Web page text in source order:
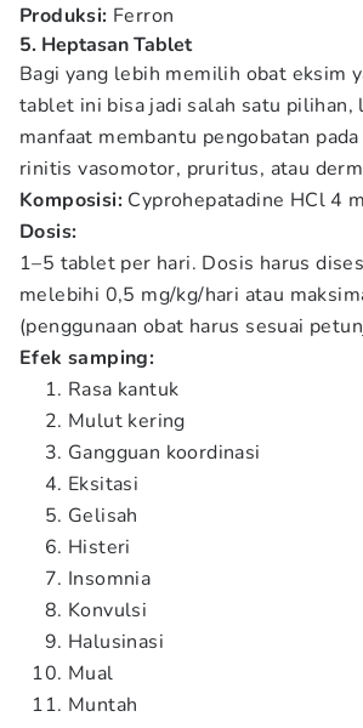
Produksi: Ferron
5. Heptasan Tablet
Bagi yang lebih memilih obat eksim
tablet ini bisa jadi salah satu pilihan,
manfaat membantu pengobatan
rinitis vasomotor, pruritus, atau
Komposisi: Cyprohepatadine HCl 4
Dosis:
1–5 tablet per hari. Dosis harus
melebihi 0,5 mg/kg/hari atau
(penggunaan obat harus sesuai
Efek samping:
Rasa kantuk
Mulut kering
Gangguan koordinasi
Eksitasi
Gelisah
Histeri
Insomnia
Konvulsi
Halusinasi
Mual
Muntah